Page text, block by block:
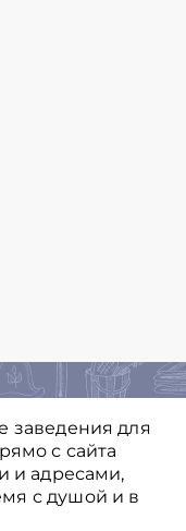
заведения для
с сайта
и адресами,
с душой и в